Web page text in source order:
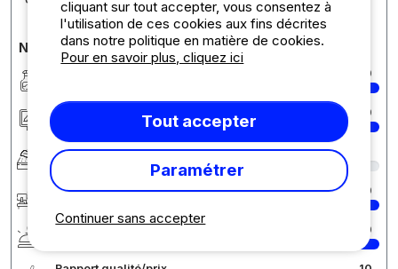
Notes détaillées du camping
10
Hébergement/Emplacement 10
Confort
Accueil 10
Services 10
Continuer sans accepter
cliquant sur tout accepter, vous consentez à
l'utilisation de ces cookies aux fins décrites
dans notre politique en matière de cookies.
Pour en savoir plus, cliquez ici
Tout accepter
Paramétrer